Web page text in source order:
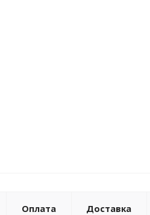
Оплата Доставка